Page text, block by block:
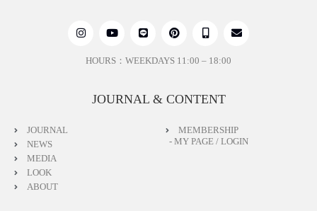
HOURS：WEEKDAYS 11:00 – 18:00
JOURNAL & CONTENT
JOURNAL
NEWS
MEDIA
LOOK
ABOUT
MEMBERSHIP
- MY PAGE / LOGIN